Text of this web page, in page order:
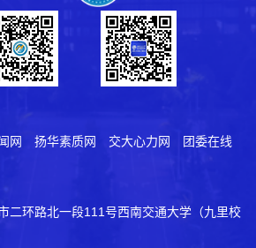
网 扬华素质网 交大心力网
团委在线
二环路北一段111号西南交通大学（九里校